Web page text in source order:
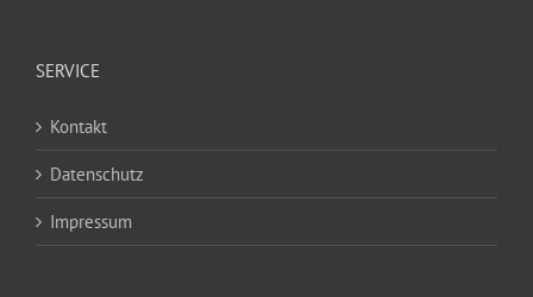
SERVICE
Kontakt
Datenschutz
Impressum